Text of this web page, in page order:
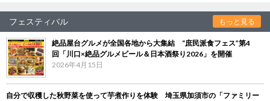
フェスティバル もっと見る
絶品屋台グルメが全国各地から大集結 “庶民派食フェス”第4
回「川口×絶品グルメビール＆日本酒祭り2026」を開催
2026年4月15日
自分で収穫した秋野菜を使って芋煮作りを体験 埼玉県加須市の「ファミリー